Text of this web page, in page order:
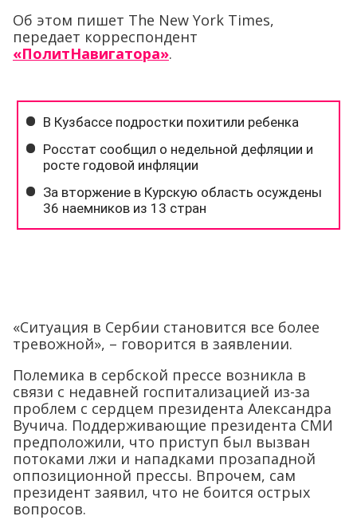
Об этом пишет The New York Times,
передает корреспондент
«ПолитНавигатора».
«Ситуация в Сербии становится все более
тревожной», – говорится в заявлении.
Полемика в сербской прессе возникла в
связи с недавней госпитализацией из-за
проблем с сердцем президента Александра
Вучича. Поддерживающие президента СМИ
предположили, что приступ был вызван
потоками лжи и нападками прозападной
оппозиционной прессы. Впрочем, сам
президент заявил, что не боится острых
вопросов.